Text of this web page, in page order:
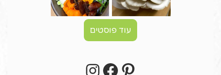
עוד פוסטים
Pinterest
Facebook